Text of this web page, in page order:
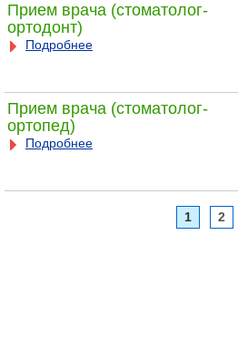
Прием врача (стоматолог-
ортодонт)
Подробнее
Прием врача (стоматолог-
ортопед)
Подробнее
1 2